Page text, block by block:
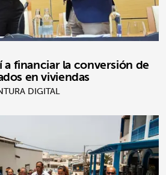
financiar la conversión de
en viviendas
DIGITAL